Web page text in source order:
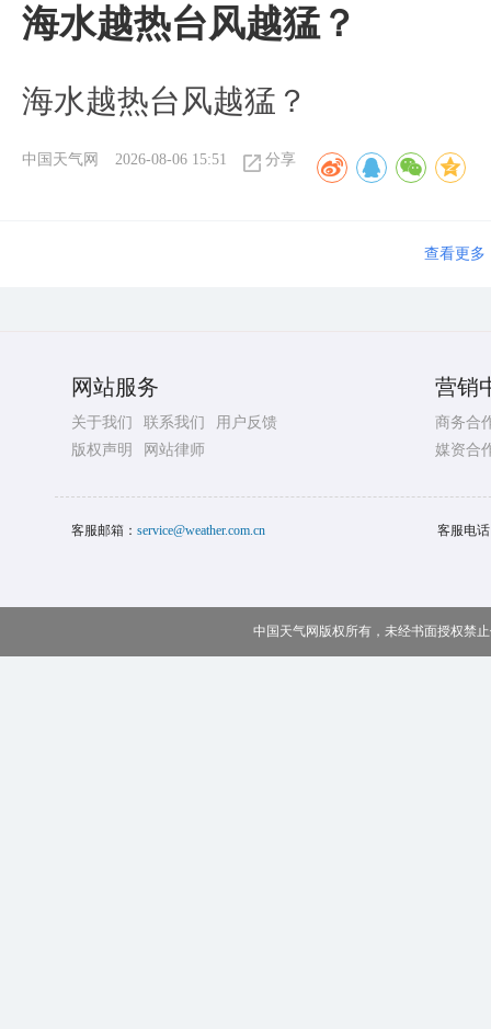
海水越热台风越猛？
海水越热台风越猛？
中国天气网 2026-08-06 15:51 分享
查看更多
网站服务
关于我们 联系我们
用户反馈
版权声明
网站律师
营销
商务合
媒资合
客服邮箱： service@weather.com.cn 客服电
中国天气网版权所有，未经书面授权